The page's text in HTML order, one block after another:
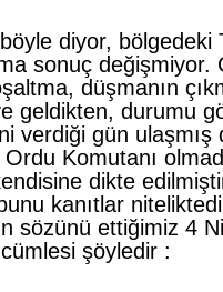
diyor,
sonuç değişmiyor.
düşmanın
geldikten, durumu
verdiği gün
Ordu Komutanı
dikte
kanıtlar
sözünü ettiğimiz 4
şöyledir :